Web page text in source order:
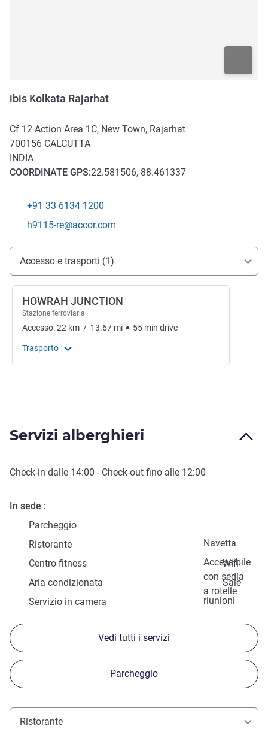
ibis Kolkata Rajarhat
Cf 12 Action Area 1C, New Town, Rajarhat
700156 CALCUTTA
INDIA
COORDINATE GPS:22.581506, 88.461337
Telefono
+91 33 6134 1200
E-mail di contatto
h9115-re@accor.com
Accesso e trasporti
Accesso e trasporti (1)
HOWRAH JUNCTION
Stazione ferroviaria
Accesso:22 km / 13.67 mi 55 min drive
Trasporto
Servizi alberghieri
Check-in dalle 14:00 - Check-out fino alle 12:00
In sede
Parcheggio
Navetta
Ristorante
Accessibile
con sedia
a rotelle
Centro fitness
Wifi
Aria condizionata
Sale
riunioni
Servizio in camera
Vedi tutti i servizi
Parcheggio
Ristorante